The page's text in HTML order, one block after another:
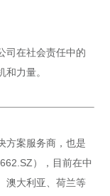
司在社会责任中的
力量。
方案服务商，也是
），目前在中
澳大利亚、荷兰等